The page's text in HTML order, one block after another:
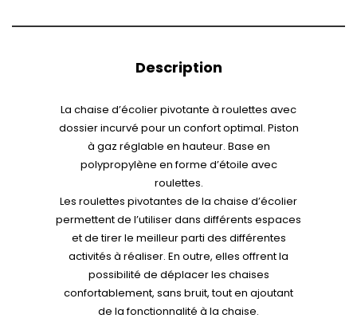
Description
La chaise d’écolier pivotante à roulettes avec
dossier incurvé pour un confort optimal. Piston
à gaz réglable en hauteur. Base en
polypropylène en forme d’étoile avec
roulettes.
Les roulettes pivotantes de la chaise d’écolier
permettent de l’utiliser dans différents espaces
et de tirer le meilleur parti des différentes
activités à réaliser. En outre, elles offrent la
possibilité de déplacer les chaises
confortablement, sans bruit, tout en ajoutant
de la fonctionnalité à la chaise.